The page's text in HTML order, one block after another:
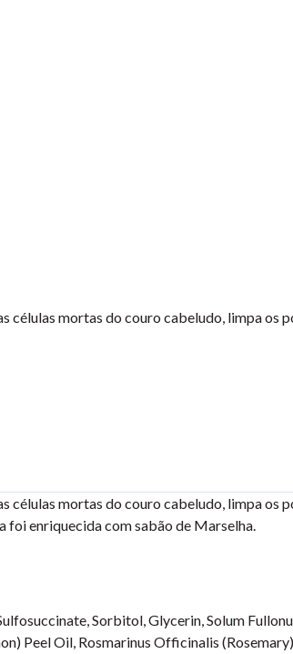
células mortas do couro cabeludo, limpa os
células mortas do couro cabeludo, limpa os
enriquecida com sabão de Marselha.
Sorbitol, Glycerin, Solum
Peel Oil, Rosmarinus Officinalis